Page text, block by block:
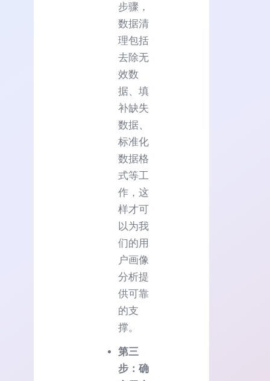
步骤，
数据清
理包括
去除无
效数
据、填
补缺失
数据、
标准化
数据格
式等工
作，这
样才可
以为我
们的用
户画像
分析提
供可靠
的支
撑。
第三
步：确